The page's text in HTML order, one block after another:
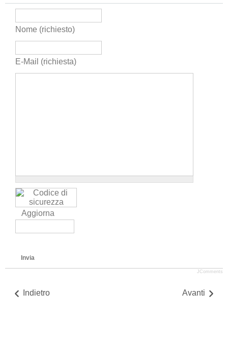
Nome (richiesto)
E-Mail (richiesta)
Aggiorna
Invia
JComments
Indietro Avanti